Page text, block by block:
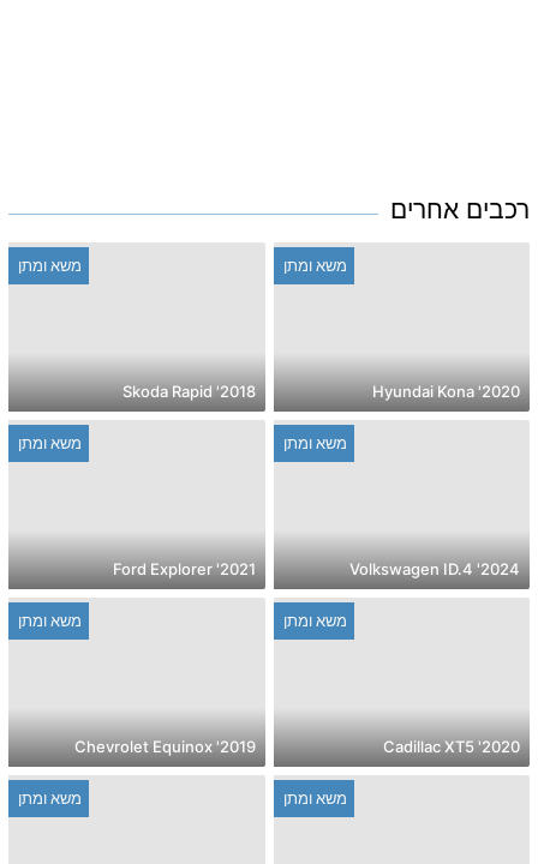
רכבים אחרים
משא ומתן
2020' Hyundai Kona
משא ומתן
2018' Skoda Rapid
משא ומתן
2024' Volkswagen ID.4
משא ומתן
2021' Ford Explorer
משא ומתן
2020' Cadillac XT5
משא ומתן
2019' Chevrolet Equinox
משא ומתן משא ומתן